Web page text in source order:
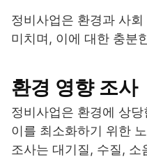
정비사업은 환경과 사
미치며, 이에 대한 충분
환경 영향 조사
정비사업은 환경에 상
이를 최소화하기 위한
조사는 대기질, 수질,